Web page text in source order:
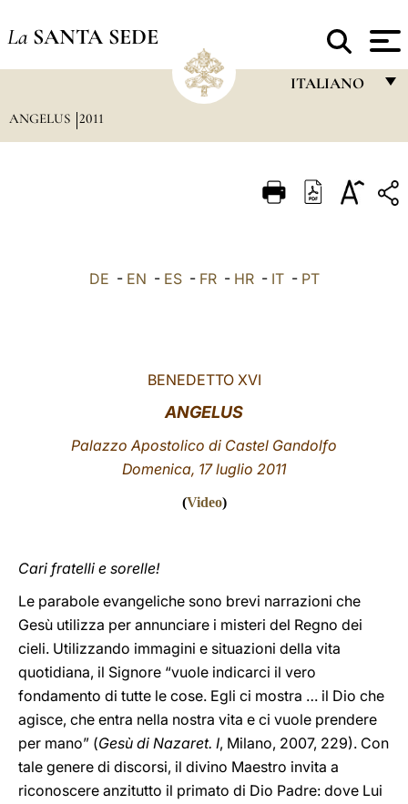
La SANTA SEDE
ITALIANO
ITALIANO
LATINE
ANGELUS 2011
DE - EN - ES- FR- HR- IT- PT
BENEDETTO XVI
ANGELUS
Palazzo Apostolico di Castel Gandolfo
Domenica, 17 luglio 2011
(Video)
Cari fratelli e sorelle!
Le parabole evangeliche sono brevi narrazioni che
Gesù utilizza per annunciare i misteri del Regno dei
cieli. Utilizzando immagini e situazioni della vita
quotidiana, il Signore “vuole indicarci il vero
fondamento di tutte le cose. Egli ci mostra … il Dio che
agisce, che entra nella nostra vita e ci vuole prendere
per mano” (Gesù di Nazaret. I, Milano, 2007, 229). Con
tale genere di discorsi, il divino Maestro invita a
riconoscere anzitutto il primato di Dio Padre: dove Lui